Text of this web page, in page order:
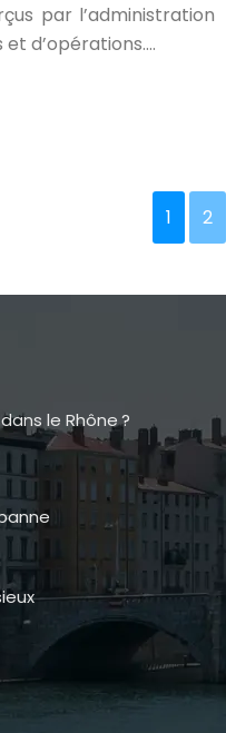
par l’administration
d’opérations….
1 2
le Rhône ?